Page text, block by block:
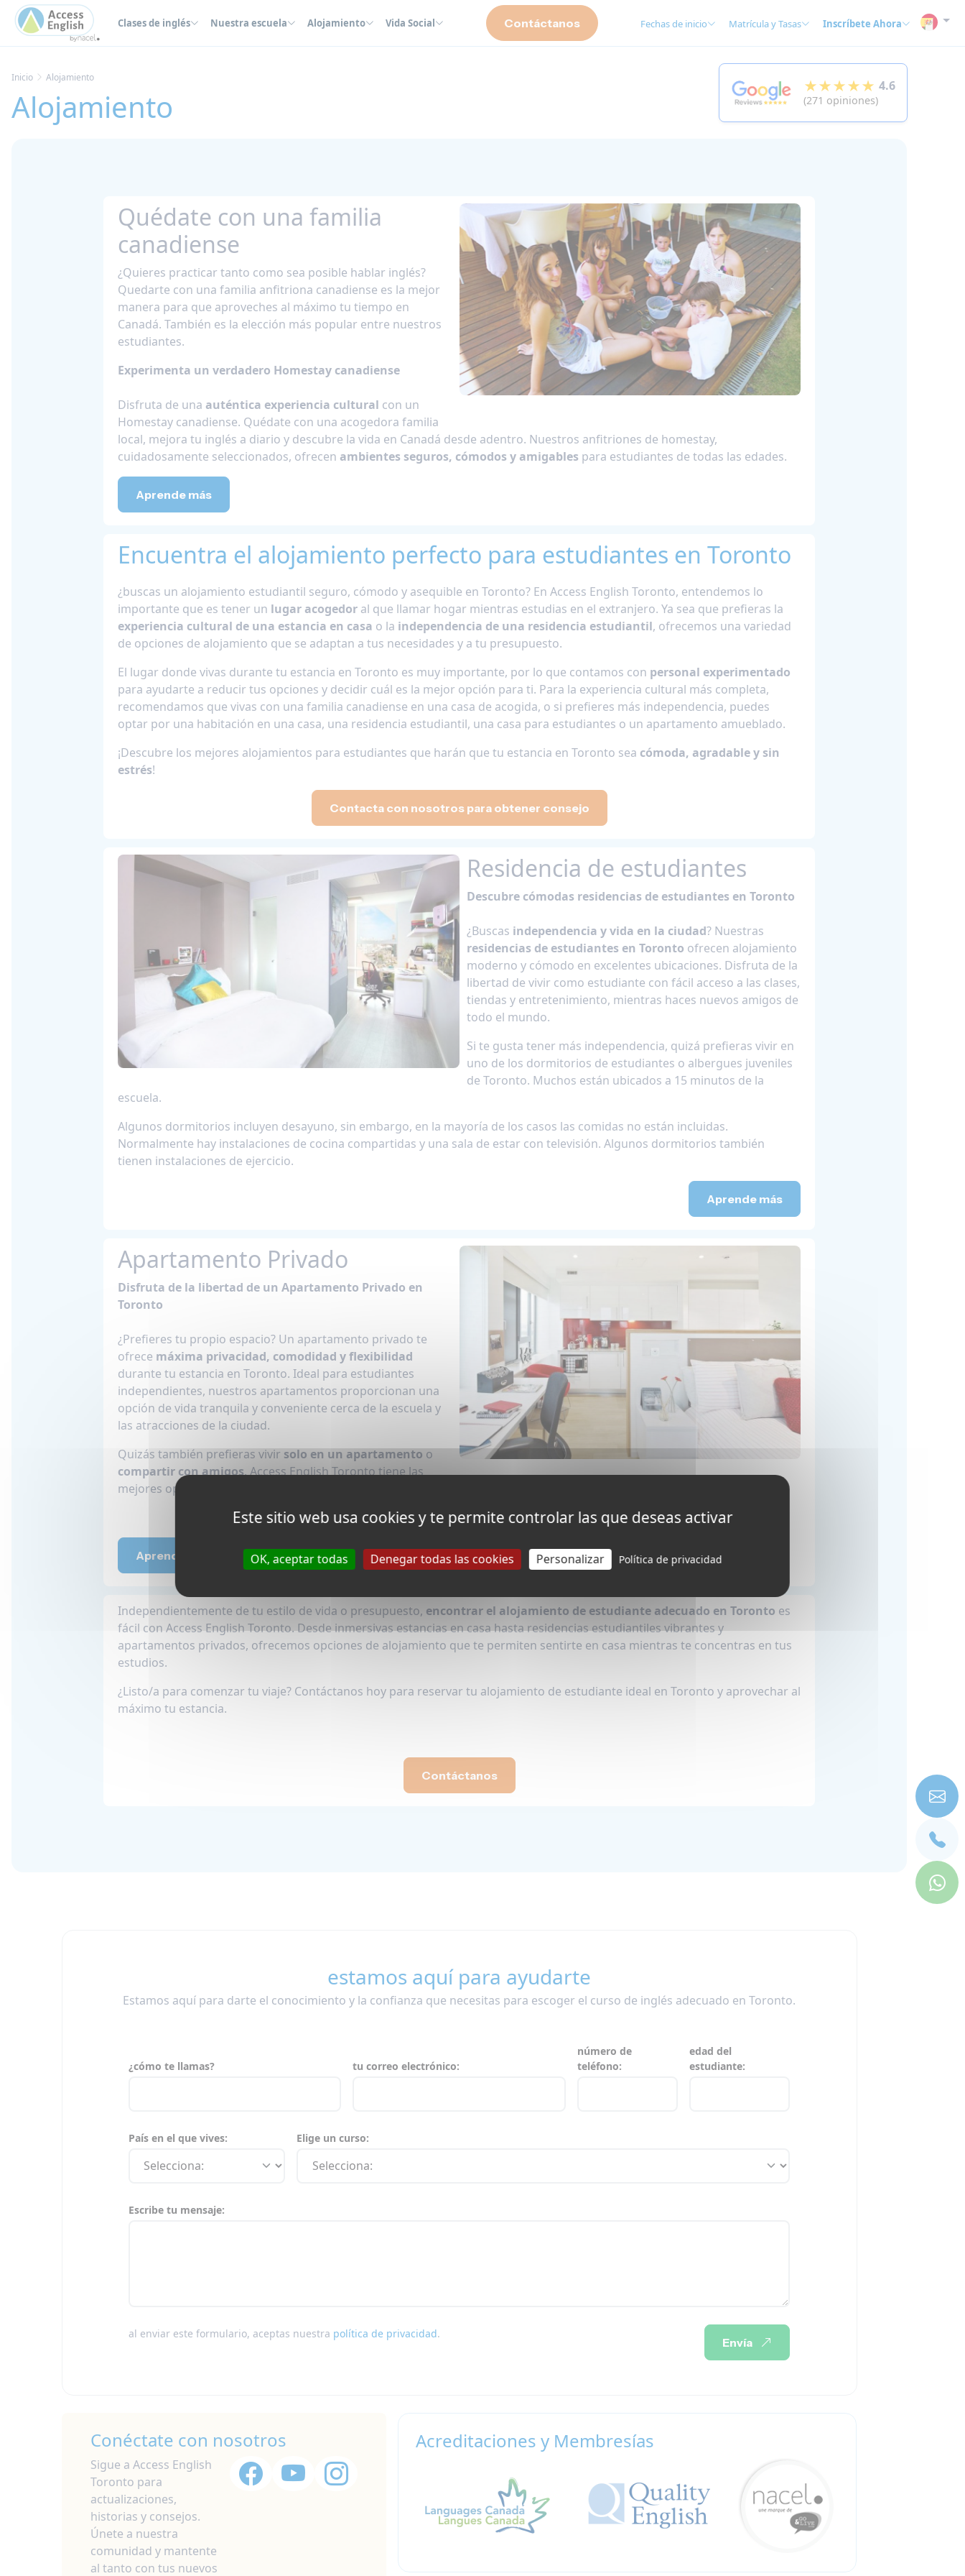
Clases de inglés Nuestra escuela Alojamiento Vida Social Contáctanos Fechas de inicio Matrícula y Tasas Inscríbete Ahora
★★★★★ 4.6
(271 opiniones)
Inicio Alojamiento
Alojamiento
Quédate con una familia
canadiense
¿Quieres practicar tanto como sea posible hablar inglés?
Quedarte con una familia anfitriona canadiense es la mejor
manera para que aproveches al máximo tu tiempo en
Canadá. También es la elección más popular entre nuestros
estudiantes.
Experimenta un verdadero Homestay canadiense
Disfruta de una auténtica experiencia cultural con un
Homestay canadiense. Quédate con una acogedora familia
local, mejora tu inglés a diario y descubre la vida en Canadá desde adentro. Nuestros anfitriones de homestay,
cuidadosamente seleccionados, ofrecen ambientes seguros, cómodos y amigables para estudiantes de todas las edades.
Aprende más
Encuentra el alojamiento perfecto para estudiantes en Toronto
¿buscas un alojamiento estudiantil seguro, cómodo y asequible en Toronto? En Access English Toronto, entendemos lo
importante que es tener un lugar acogedor al que llamar hogar mientras estudias en el extranjero. Ya sea que prefieras la
experiencia cultural de una estancia en casa o la independencia de una residencia estudiantil, ofrecemos una variedad
de opciones de alojamiento que se adaptan a tus necesidades y a tu presupuesto.
El lugar donde vivas durante tu estancia en Toronto es muy importante, por lo que contamos con personal experimentado
para ayudarte a reducir tus opciones y decidir cuál es la mejor opción para ti. Para la experiencia cultural más completa,
recomendamos que vivas con una familia canadiense en una casa de acogida, o si prefieres más independencia, puedes
optar por una habitación en una casa, una residencia estudiantil, una casa para estudiantes o un apartamento amueblado.
¡Descubre los mejores alojamientos para estudiantes que harán que tu estancia en Toronto sea cómoda, agradable y sin
estrés!
Contacta con nosotros para obtener consejo
Residencia de estudiantes
Descubre cómodas residencias de estudiantes en Toronto
¿Buscas independencia y vida en la ciudad? Nuestras
residencias de estudiantes en Toronto ofrecen alojamiento
moderno y cómodo en excelentes ubicaciones. Disfruta de la
libertad de vivir como estudiante con fácil acceso a las clases,
tiendas y entretenimiento, mientras haces nuevos amigos de
todo el mundo.
Si te gusta tener más independencia, quizá prefieras vivir en
uno de los dormitorios de estudiantes o albergues juveniles
de Toronto. Muchos están ubicados a 15 minutos de la
escuela.
Algunos dormitorios incluyen desayuno, sin embargo, en la mayoría de los casos las comidas no están incluidas.
Normalmente hay instalaciones de cocina compartidas y una sala de estar con televisión. Algunos dormitorios también
tienen instalaciones de ejercicio.
Aprende más
Apartamento Privado
Disfruta de la libertad de un Apartamento Privado en
Toronto
¿Prefieres tu propio espacio? Un apartamento privado te
ofrece máxima privacidad, comodidad y flexibilidad
durante tu estancia en Toronto. Ideal para estudiantes
independientes, nuestros apartamentos proporcionan una
opción de vida tranquila y conveniente cerca de la escuela y
las atracciones de la ciudad.
Quizás también prefieras vivirsolo en un apartamentoo
compartir con amigos. Access English Toronto tiene las
mejores opciones disponibles para tu estancia en Toronto.
Aprende más
Independientemente de tu estilo de vida o presupuesto, encontrar el alojamiento de estudiante adecuado en Toronto es
fácil con Access English Toronto. Desde inmersivas estancias en casa hasta residencias estudiantiles vibrantes y
apartamentos privados, ofrecemos opciones de alojamiento que te permiten sentirte en casa mientras te concentras en tus
estudios.
¿Listo/a para comenzar tu viaje? Contáctanos hoy para reservar tu alojamiento de estudiante ideal en Toronto y aprovechar al
máximo tu estancia.
Contáctanos
estamos aquí para ayudarte
Estamos aquí para darte el conocimiento y la confianza que necesitas para escoger el curso de inglés adecuado en Toronto.
¿cómo te llamas? tu correo electrónico:
número de
teléfono:
edad del
estudiante:
País en el que vives: Elige un curso:
Escribe tu mensaje:
al enviar este formulario, aceptas nuestra política de privacidad.
Envía
Conéctate con nosotros
Sigue a Access English
Toronto para
actualizaciones,
historias y consejos.
Únete a nuestra
comunidad y mantente
al tanto con tus nuevos
Acreditaciones y Membresías
Panel de gestión de cookies
Este sitio web usa cookies y te permite controlar las que deseas activar
OK, aceptar todas Denegar todas las cookies Personalizar Política de privacidad